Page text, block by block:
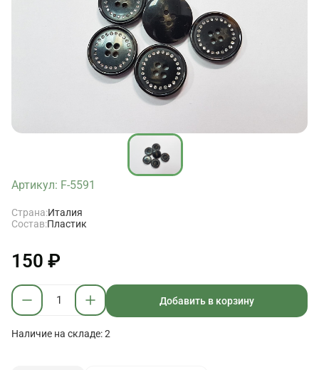
Артикул: F-5591
Страна:Италия
Состав:Пластик
150 ₽
Добавить в корзину
Наличие на складе: 2